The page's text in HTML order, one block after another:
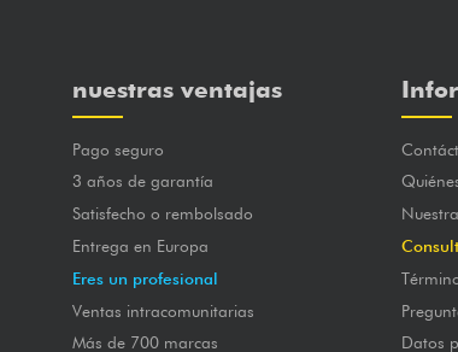
nuestras ventajas
Pago seguro
3 años de garantía
Satisfecho o rembolsado
Entrega en Europa
Eres un profesional
Ventas intracomunitarias
Más de 700 marcas
Datos